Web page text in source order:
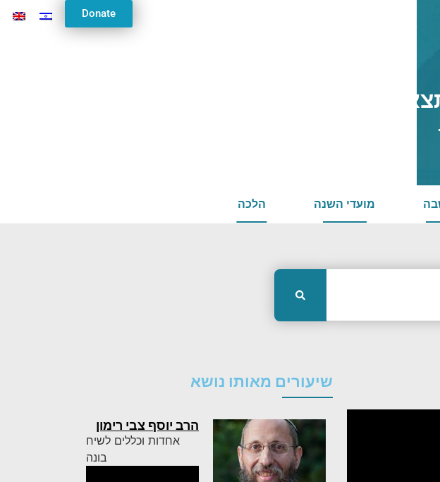
Donate
מועדי השנה הלכה
שיעורים מאותו נושא
הרב יוסף צבי רימון
אחדות וכללים לשיח
בונה